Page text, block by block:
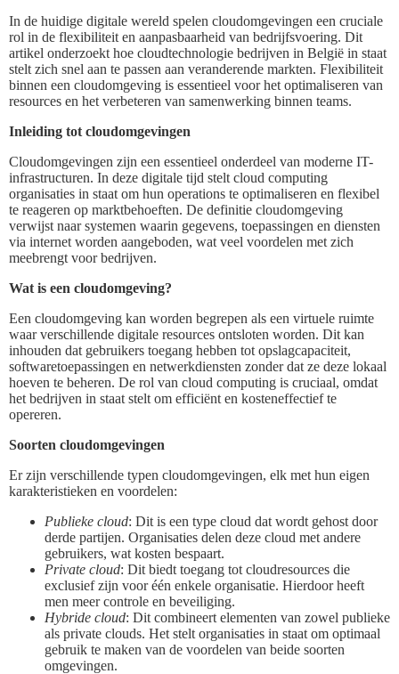
In de huidige digitale wereld spelen cloudomgevingen een cruciale
rol in de flexibiliteit en aanpasbaarheid van bedrijfsvoering. Dit
artikel onderzoekt hoe cloudtechnologie bedrijven in België in staat
stelt zich snel aan te passen aan veranderende markten. Flexibiliteit
binnen een cloudomgeving is essentieel voor het optimaliseren van
resources en het verbeteren van samenwerking binnen teams.
Inleiding tot cloudomgevingen
Cloudomgevingen zijn een essentieel onderdeel van moderne IT-
infrastructuren. In deze digitale tijd stelt cloud computing
organisaties in staat om hun operations te optimaliseren en flexibel
te reageren op marktbehoeften. De definitie cloudomgeving
verwijst naar systemen waarin gegevens, toepassingen en diensten
via internet worden aangeboden, wat veel voordelen met zich
meebrengt voor bedrijven.
Wat is een cloudomgeving?
Een cloudomgeving kan worden begrepen als een virtuele ruimte
waar verschillende digitale resources ontsloten worden. Dit kan
inhouden dat gebruikers toegang hebben tot opslagcapaciteit,
softwaretoepassingen en netwerkdiensten zonder dat ze deze lokaal
hoeven te beheren. De rol van cloud computing is cruciaal, omdat
het bedrijven in staat stelt om efficiënt en kosteneffectief te
opereren.
Soorten cloudomgevingen
Er zijn verschillende typen cloudomgevingen, elk met hun eigen
karakteristieken en voordelen:
Publieke cloud: Dit is een type cloud dat wordt gehost door
derde partijen. Organisaties delen deze cloud met andere
gebruikers, wat kosten bespaart.
Private cloud: Dit biedt toegang tot cloudresources die
exclusief zijn voor één enkele organisatie. Hierdoor heeft
men meer controle en beveiliging.
Hybride cloud: Dit combineert elementen van zowel publieke
als private clouds. Het stelt organisaties in staat om optimaal
gebruik te maken van de voordelen van beide soorten
omgevingen.